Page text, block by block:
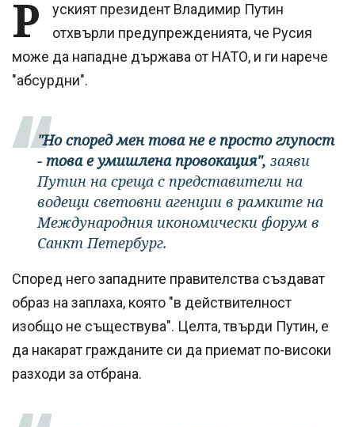
Р
уският президент Владимир Путин
отхвърли предупрежденията, че Русия
може да нападне държава от НАТО, и ги нарече
"абсурдни".
"Но според мен това не е просто глупост
- това е умишлена провокация", заяви
Путин на среща с представители на
водещи световни агенции в рамките на
Международния икономически форум в
Санкт Петербург.
Според него западните правителства създават
образ на заплаха, която "в действителност
изобщо не съществува". Целта, твърди Путин, е
да накарат гражданите си да приемат по-високи
разходи за отбрана.